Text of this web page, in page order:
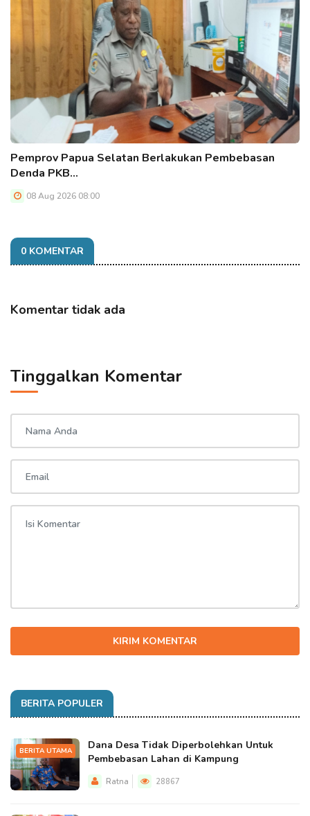
Pemprov Papua Selatan Berlakukan Pembebasan
Denda PKB…
08 Aug 2026 08:00
0 KOMENTAR
Komentar tidak ada
Tinggalkan Komentar
KIRIM KOMENTAR
BERITA POPULER
BERITA UTAMA
Dana Desa Tidak Diperbolehkan Untuk
Pembebasan Lahan di Kampung
Ratna 28867